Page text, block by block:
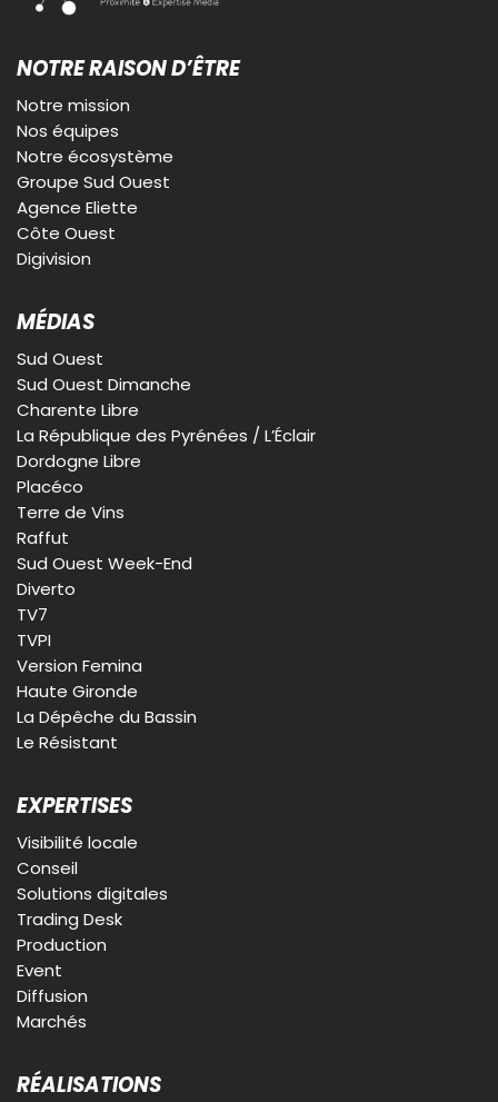
NOTRE RAISON D’ÊTRE
Notre mission
Nos équipes
Notre écosystème
Groupe Sud Ouest
Agence Eliette
Côte Ouest
Digivision
MÉDIAS
Sud Ouest
Sud Ouest Dimanche
Charente Libre
La République des Pyrénées / L’Éclair
Dordogne Libre
Placéco
Terre de Vins
Raffut
Sud Ouest Week-End
Diverto
TV7
TVPI
Version Femina
Haute Gironde
La Dépêche du Bassin
Le Résistant
EXPERTISES
Visibilité locale
Conseil
Solutions digitales
Trading Desk
Production
Event
Diffusion
Marchés
RÉALISATIONS